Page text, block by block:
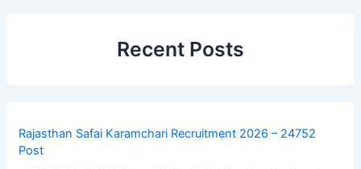
Recent Posts
Rajasthan Safai Karamchari Recruitment 2026 – 24752
Post